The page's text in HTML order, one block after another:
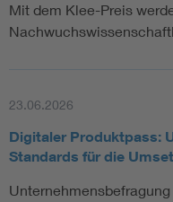
Mit dem Klee-Preis
23.06.2026
Digitaler Produktpass:
Standards für die